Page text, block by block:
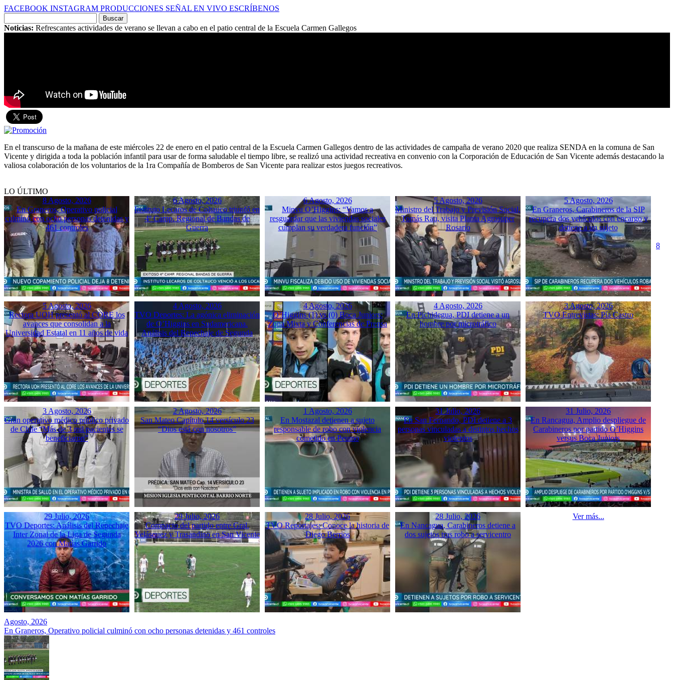
FACEBOOK INSTAGRAM PRODUCCIONES SEÑAL EN VIVO ESCRÍBENOS
por:
Noticias: Refrescantes actividades de verano se llevan a cabo en el patio central de la Escuela Carmen Gallegos
En el transcurso de la mañana de este miércoles 22 de enero en el patio central de la Escuela Carmen Gallegos dentro de las actividades de campaña de verano 2020 que realiza SENDA en la comuna de San
Vicente y dirigida a toda la población infantil para usar de forma saludable el tiempo libre, se realizó una actividad recreativa en convenio con la Corporación de Educación de San Vicente además destacando la
valiosa colaboración de los voluntarios de la 1ra Compañía de Bomberos de San Vicente para realizar estos juegos recreativos.
LO ÚLTIMO
8 Agosto, 2026
En Graneros, Operativo policial
culminó con ocho personas detenidas y
461 controles
6 Agosto, 2026
Instituto Lecaros de Coltauco triunfó en
4º Camp. Regional de Bandas de
Guerra
6 Agosto, 2026
Minvu O’Higgins: “Vamos a
resguardar que las viviendas sociales
cumplan su verdadera función”
5 Agosto, 2026
Ministro del Trabajo y Previsión Social,
Tomás Rau, visita Planta Agrosuper
Rosario
5 Agosto, 2026
En Graneros, Carabineros de la SIP
recupera dos vehículos con encargo y
detiene a un sujeto
5 Agosto, 2026
Rectora UOH presentó al CORE los
avances que consolidan a la
Universidad Estatal en 11 años de vida
4 Agosto, 2026
TVO Deportes: La agónica eliminación
de O’Higgins en Sudamericana.
Análisis del Repechaje de Segunda
4 Agosto, 2026
O’Higgins (1) vs (0) Boca Juniors:
Zona Mixta y Conferencias de Prensa
4 Agosto, 2026
En Pichidegua, PDI detiene a un
hombre por microtráfico
3 Agosto, 2026
TVO Entrevistas: Pía Castro
3 Agosto, 2026
Gran operativo médico público privado
de Chile “Más de 3 mil pacientes se
beneficiaron”
2 Agosto, 2026
San Mateo Capítulo 14 versículo 23
“Dios está con nosotros”
1 Agosto, 2026
En Mostazal detienen a sujeto
responsable de robo con violencia
cometido en Peumo
31 Julio, 2026
En San Fernando, PDI detiene a 3
personas vinculadas a distintos hechos
violentos
31 Julio, 2026
En Rancagua, Amplio despliegue de
Carabineros por partido O’Higgins
versus Boca Juniors
29 Julio, 2026
TVO Deportes: Análisis del Repechaje
Inter Zonal de la Liga de Segunda
2026 con Matías Garrido
29 Julio, 2026
Compacto del partido entre Gral.
Velásquez y Trasandino en San Vicente
28 Julio, 2026
TVO Reportajes: Conoce la historia de
Diego Berrios
28 Julio, 2026
En Nancagua, Carabineros detiene a
dos sujetos tras robo a servicentro
Ver más...
8
Agosto, 2026
En Graneros, Operativo policial culminó con ocho personas detenidas y 461 controles